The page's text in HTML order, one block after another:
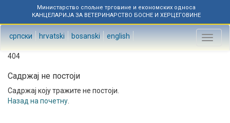
Министарство спољне трговине и економских односа
КАНЦЕЛАРИЈА ЗА ВЕТЕРИНАРСТВО БОСНЕ И ХЕРЦЕГОВИНЕ
српски hrvatski bosanski english
Toggle
404
Садржај не постоји
Садржај коју тражите не постоји.
Назад на почетну